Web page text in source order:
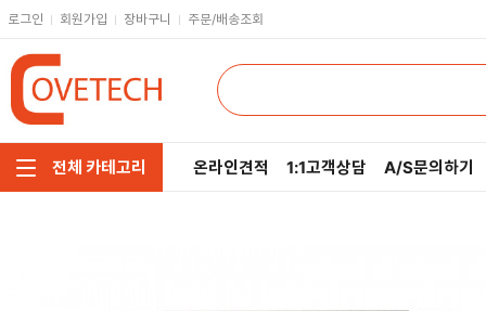
로그인 회원가입 장바구니 주문/배송조회
전체 카테고리 온라인견적 1:1고객상담 A/S문의하기